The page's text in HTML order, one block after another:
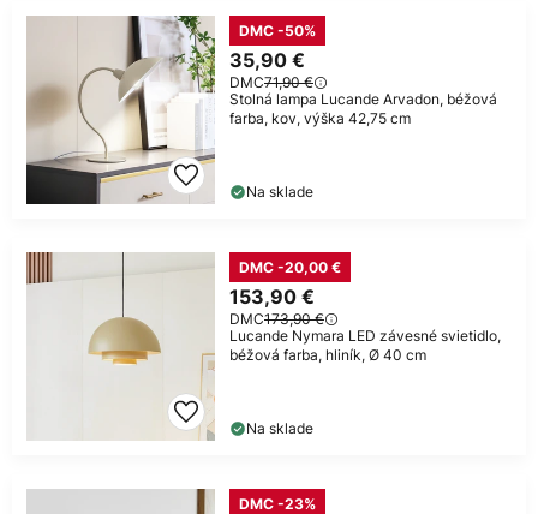
35,90 €
DMC71,90 €
DMC -50%
Stolná lampa Lucande Arvadon, béžová
farba, kov, výška 42,75 cm
Na sklade
153,90 €
DMC173,90 €
DMC -20,00 €
Lucande Nymara LED závesné svietidlo,
béžová farba, hliník, Ø 40 cm
Na sklade
DMC -23%